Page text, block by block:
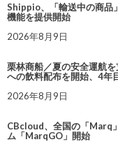
Shippio、「輸送中の商品
機能を提供開始
2026年8月9日
栗林商船／夏の安全運航
への飲料配布を開始、4年
2026年8月9日
CBcloud、全国の「Marq
ム「MarqGO」開始